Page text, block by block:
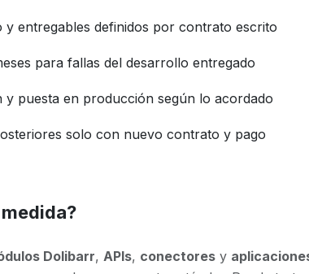
y entregables definidos por contrato escrito
para fallas del desarrollo entregado
y puesta en producción según lo acordado
solo con nuevo contrato y pago
Dolibarr, APIs, conectores y